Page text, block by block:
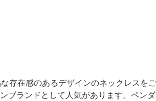
在感のあるデザインのネックレスを
ランドとして人気があります。ペン